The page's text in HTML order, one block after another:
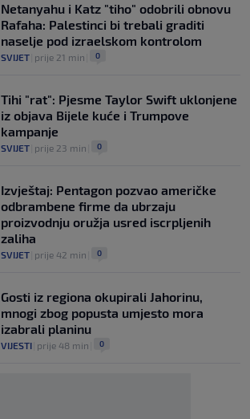
Netanyahu i Katz "tiho" odobrili obnovu
Rafaha: Palestinci bi trebali graditi
naselje pod izraelskom kontrolom
SVIJET prije 21 min 0
Tihi "rat": Pjesme Taylor Swift uklonjene
iz objava Bijele kuće i Trumpove
kampanje
SVIJET prije 23 min 0
Izvještaj: Pentagon pozvao američke
odbrambene firme da ubrzaju
proizvodnju oružja usred iscrpljenih
zaliha
SVIJET prije 42 min 0
Gosti iz regiona okupirali Jahorinu,
mnogi zbog popusta umjesto mora
izabrali planinu
VIJESTI prije 48 min 0